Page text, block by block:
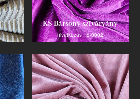
KS Bársony szivárvány
hivatkozás : S-0002